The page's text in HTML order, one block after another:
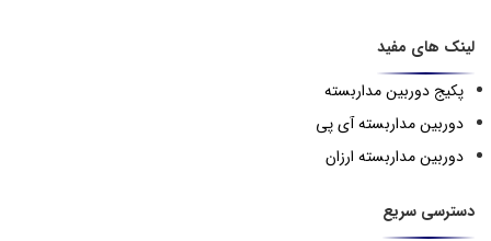
لینک های مفید
پکیج دوربین مداربسته
دوربین مداربسته آی پی
دوربین مداربسته ارزان
دسترسی سریع